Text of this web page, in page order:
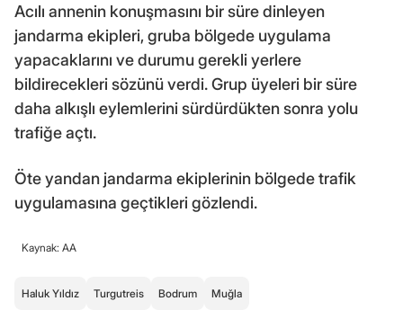
Acılı annenin konuşmasını bir süre dinleyen
jandarma ekipleri, gruba bölgede uygulama
yapacaklarını ve durumu gerekli yerlere
bildirecekleri sözünü verdi. Grup üyeleri bir süre
daha alkışlı eylemlerini sürdürdükten sonra yolu
trafiğe açtı.
Öte yandan jandarma ekiplerinin bölgede trafik
uygulamasına geçtikleri gözlendi.
Kaynak: AA
Haluk Yıldız Turgutreis Bodrum Muğla